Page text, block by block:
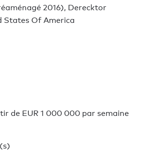
2016), Derecktor
States Of America
de EUR 1 000 000 par semaine